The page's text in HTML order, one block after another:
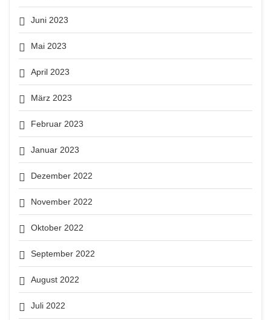
Juni 2023
Mai 2023
April 2023
März 2023
Februar 2023
Januar 2023
Dezember 2022
November 2022
Oktober 2022
September 2022
August 2022
Juli 2022